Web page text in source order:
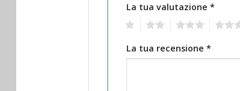
La tua valutazione *
La tua recensione *